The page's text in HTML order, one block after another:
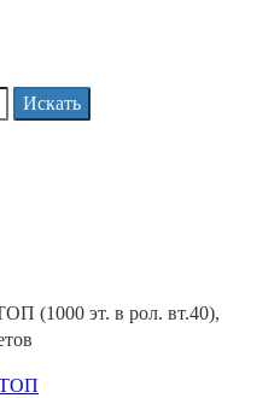
Искать
(1000 эт. в рол. вт.40),
ТОП